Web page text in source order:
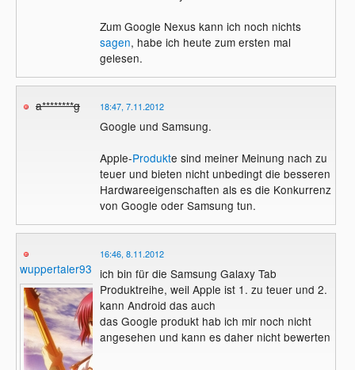
Zum Google Nexus kann ich noch nichts
sagen, habe ich heute zum ersten mal
gelesen.
a********g 18:47, 7.11.2012
Google und Samsung.
Apple-Produkte sind meiner Meinung nach zu
teuer und bieten nicht unbedingt die besseren
Hardwareeigenschaften als es die Konkurrenz
von Google oder Samsung tun.
wuppertaler93
16:46, 8.11.2012
ich bin für die Samsung Galaxy Tab
Produktreihe, weil Apple ist 1. zu teuer und 2.
kann Android das auch
das Google produkt hab ich mir noch nicht
angesehen und kann es daher nicht bewerten